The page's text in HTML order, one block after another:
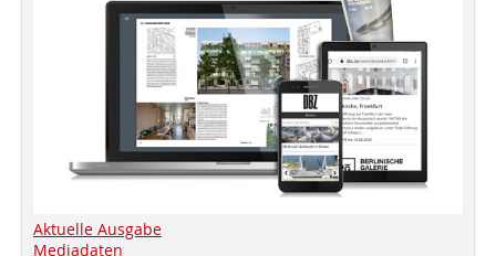
Aktuelle Ausgabe
Mediadaten